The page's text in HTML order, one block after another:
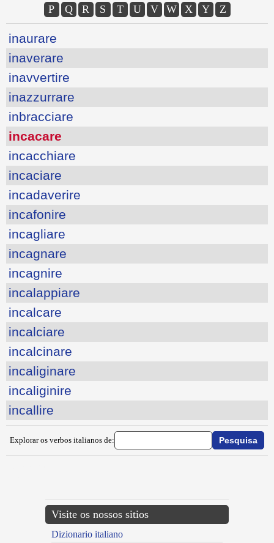
P
Q R S T U V W X Y Z
inaurare
inaverare
inavvertire
inazzurrare
inbracciare
incacare
incacchiare
incaciare
incadaverire
incafonire
incagliare
incagnare
incagnire
incalappiare
incalcare
incalciare
incalcinare
incaliginare
incaliginire
incallire
Explorar os verbos italianos de:
Visite os nossos sitios
Dizionario italiano